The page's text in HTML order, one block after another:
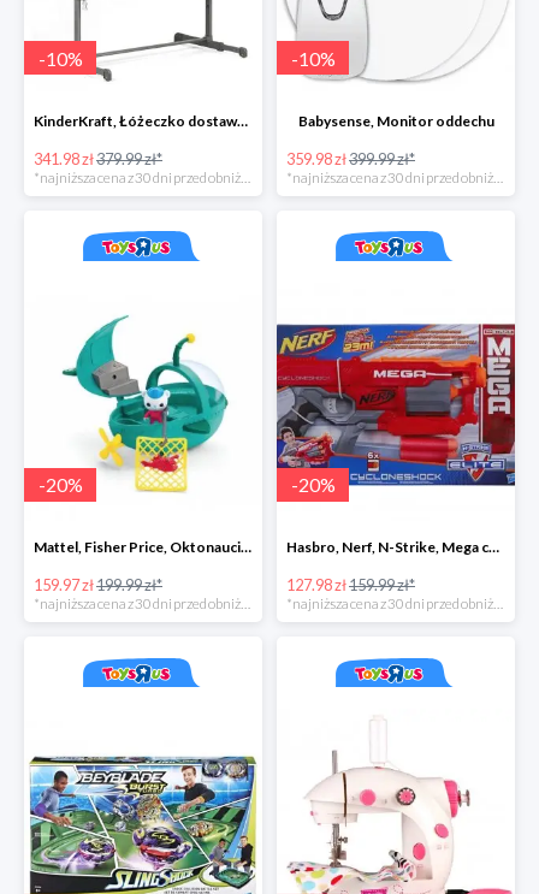
-10%
KinderKraft, Łóżeczko dostawne NESTE, szary
341.98 zł379.99 zł*
-10%
Babysense, Monitor oddechu
359.98 zł399.99 zł*
-20%
Mattel, Fisher Price, Oktonauci, Pojazd ratunkowy pływak
159.97 zł199.99 zł*
-20%
Hasbro, Nerf, N-Strike, Mega cyclon
127.98 zł159.99 zł*